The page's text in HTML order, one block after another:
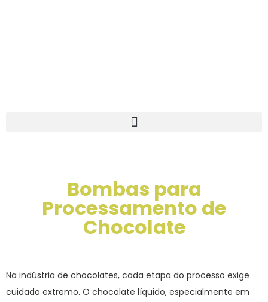
Bombas para
Processamento de
Chocolate
Na indústria de chocolates, cada etapa do processo exige
cuidado extremo. O chocolate líquido, especialmente em